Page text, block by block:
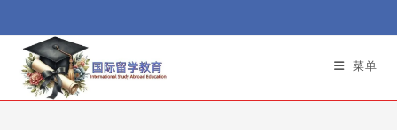
to
content
菜单